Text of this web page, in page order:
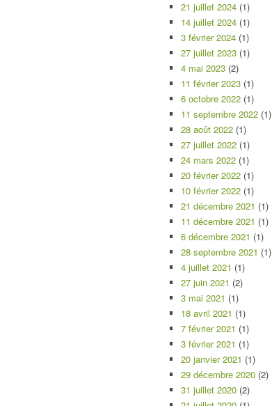
21 juillet 2024 (1)
14 juillet 2024 (1)
3 février 2024 (1)
27 juillet 2023 (1)
4 mai 2023 (2)
11 février 2023 (1)
6 octobre 2022 (1)
11 septembre 2022 (1)
28 août 2022 (1)
27 juillet 2022 (1)
24 mars 2022 (1)
20 février 2022 (1)
10 février 2022 (1)
21 décembre 2021 (1)
11 décembre 2021 (1)
6 décembre 2021 (1)
28 septembre 2021 (1)
4 juillet 2021 (1)
27 juin 2021 (2)
3 mai 2021 (1)
18 avril 2021 (1)
7 février 2021 (1)
3 février 2021 (1)
20 janvier 2021 (1)
29 décembre 2020 (2)
31 juillet 2020 (2)